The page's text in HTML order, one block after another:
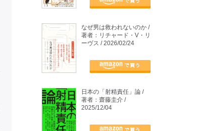
なぜ男は救われないのか /
著者：リチャード・V・リ
ーヴス / 2026/02/24
日本の「射精責任」論 /
著者：齋藤圭介 /
2025/12/04